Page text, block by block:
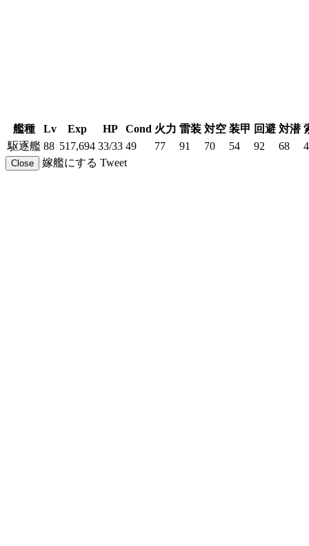
艦種 Lv Exp HP Cond 火力 雷装 対空 装甲 回避 対潜
駆逐艦 88 517,694 33/33 49 77 91 70 54 92 68
Close 嫁艦にする Tweet